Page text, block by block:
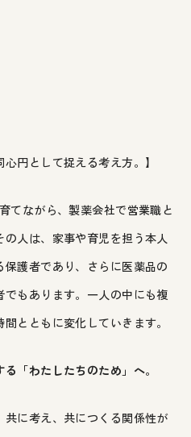
円として捉える考え方。】
てながら、製薬会社で営業職と
人は、家事や育児を担う本人
護者であり、さらに医薬品の
もあります。一人の中にも複
とともに変化していきます。
「わたしたちのため」へ。
に考え、共につくる関係性が